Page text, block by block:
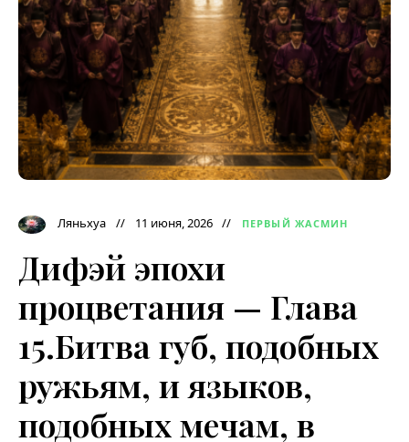
Ляньхуа 11 июня, 2026 ПЕРВЫЙ ЖАСМИН
Дифэй эпохи
процветания — Глава
15.Битва губ, подобных
ружьям, и языков,
подобных мечам, в